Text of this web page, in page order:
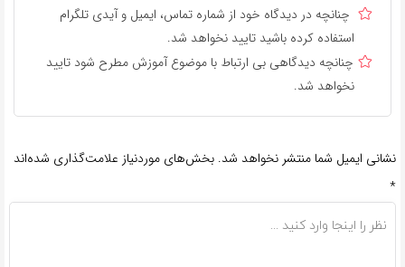
چنانچه در دیدگاه خود از شماره تماس، ایمیل و آیدی تلگرام
استفاده کرده باشید تایید نخواهد شد.
چنانچه دیدگاهی بی ارتباط با موضوع آموزش مطرح شود تایید
نخواهد شد.
نشانی ایمیل شما منتشر نخواهد شد. بخش‌های موردنیاز علامت‌گذاری شده‌اند
*